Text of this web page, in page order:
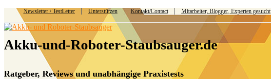
Newsletter / TestLetter Unterstützen Kontakt/Contact Mitarbeiter, Blogger, Experten gesucht
Akku-und-Roboter-Staubsauger.de
Ratgeber, Reviews und unabhängige Praxistests